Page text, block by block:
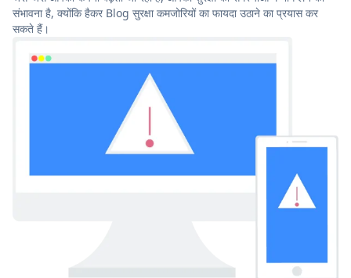
संभावना है, क्योंकि हैकर Blog सुरक्षा कमजोरियों का फायदा उठाने का प्रयास कर
सकते हैं।